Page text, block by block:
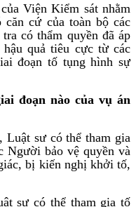
Viện Kiểm sát nhằm
cứ của toàn bộ các
có thẩm quyền đã áp
quả tiêu cực từ các
đoạn tố tụng hình sự
đoạn nào của vụ án
Luật sư có thể tham gia
Người bảo vệ quyền và
bị kiến nghị khởi tố,
sư có thể tham gia tố